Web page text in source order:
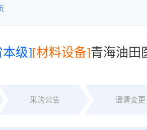
本级][材料设备]青海油田
采购公告 澄清变更